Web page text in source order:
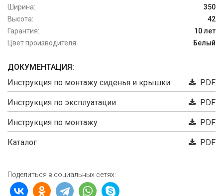
Ширина:
350
Высота:
42
Гарантия:
10 лет
Цвет производителя:
Белый
ДОКУМЕНТАЦИЯ:
Инструкция по монтажу сиденья и крышки
PDF
Инструкция по эксплуатации PDF
Инструкция по монтажу PDF
Каталог PDF
Поделиться в социальных сетях: